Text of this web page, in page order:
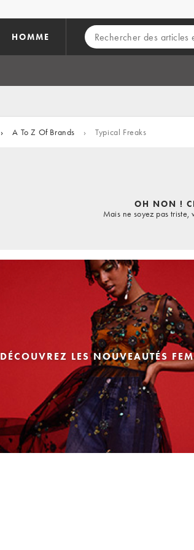
HOMME
› A To Z Of Brands › Typical Freaks
OH NON !
Mais ne soyez pas
DÉCOUVREZ LES NOUVEAUTÉS